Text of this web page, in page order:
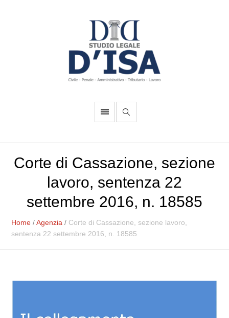
Corte di Cassazione, sezione
lavoro, sentenza 22
settembre 2016, n. 18585
Home /Agenzia / Corte di Cassazione, sezione lavoro,
sentenza 22 settembre 2016, n. 18585